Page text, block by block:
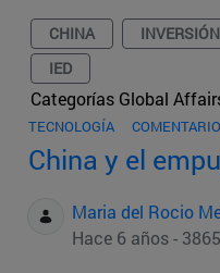
CHINA
IED
Categorías Global
TECNOLOGÍA
China y el
Maria del Rocio
Hace 6 años -